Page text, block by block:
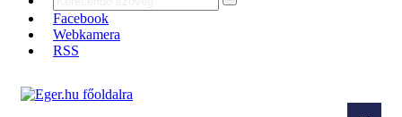
Facebook
Webkamera
RSS